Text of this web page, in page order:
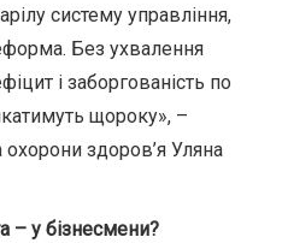
систему управління,
Без ухвалення
і заборгованість по
щороку», –
охорони здоров’я Уляна
– у бізнесмени?